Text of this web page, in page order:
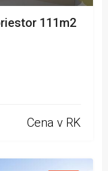
111m2
Cena v RK